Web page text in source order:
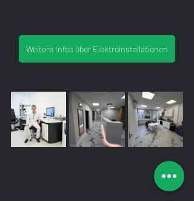
Weitere Infos über Elektroinstallationen